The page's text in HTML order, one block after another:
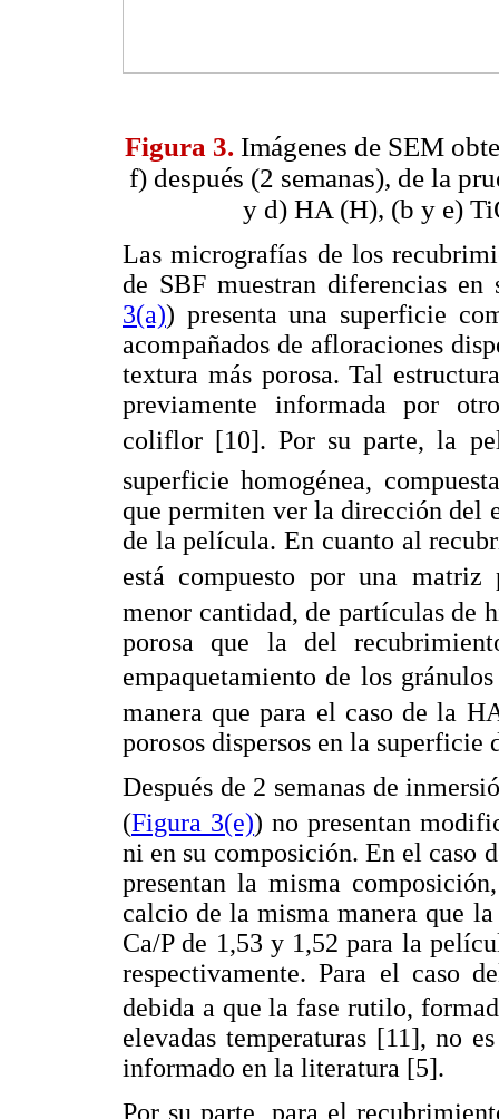
Figura 3. Imágenes de SEM
f) después (2 semanas), de la
y d) HA (H), (b y e)
Las micrografías de los
de SBF muestran diferencias
3(a)) presenta una superficie
acompañados de afloraciones
textura más porosa. Tal
previamente informada por
coliflor [10]. Por su parte, la
superficie homogénea,
que permiten ver la dirección del
de la película. En cuanto al
está compuesto por una
menor cantidad, de partículas de
porosa que la del
empaquetamiento de los
manera que para el caso de la
porosos dispersos en la superficie
Después de 2 semanas de
(Figura 3(e)) no presentan
ni en su composición. En el caso
presentan la misma
calcio de la misma manera que
Ca/P de 1,53 y 1,52 para la
respectivamente. Para el caso
debida a que la fase rutilo,
elevadas temperaturas [11], no
informado en la literatura [5].
Por su parte, para el